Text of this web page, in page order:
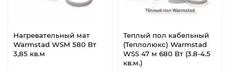
Нагревательный мат
Warmstad WSM 580 Вт
3,85 кв.м
Теплый пол кабельный
(Теплолюкс) Warmstad
WSS 47 м 680 Вт (3.8-4.5
кв.м.)